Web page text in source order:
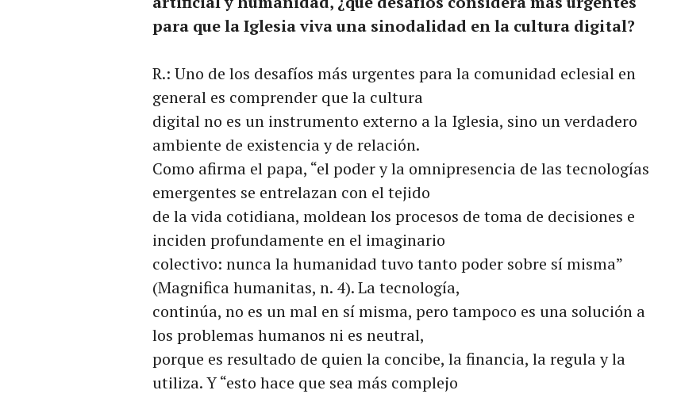
para que la Iglesia viva una sinodalidad en la cultura digital?
R.: Uno de los desafíos más urgentes para la comunidad eclesial en
general es comprender que la cultura
digital no es un instrumento externo a la Iglesia, sino un verdadero
ambiente de existencia y de relación.
Como afirma el papa, “el poder y la omnipresencia de las tecnologías
emergentes se entrelazan con el tejido
de la vida cotidiana, moldean los procesos de toma de decisiones e
inciden profundamente en el imaginario
colectivo: nunca la humanidad tuvo tanto poder sobre sí misma”
(Magnifica humanitas, n. 4). La tecnología,
continúa, no es un mal en sí misma, pero tampoco es una solución a
los problemas humanos ni es neutral,
porque es resultado de quien la concibe, la financia, la regula y la
utiliza. Y “esto hace que sea más complejo